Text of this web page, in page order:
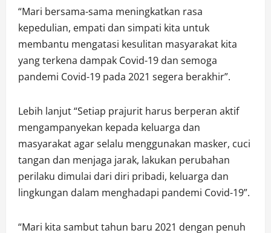
“Mari bersama-sama meningkatkan rasa
kepedulian, empati dan simpati kita untuk
membantu mengatasi kesulitan masyarakat kita
yang terkena dampak Covid-19 dan semoga
pandemi Covid-19 pada 2021 segera berakhir”.
Lebih lanjut “Setiap prajurit harus berperan aktif
mengampanyekan kepada keluarga dan
masyarakat agar selalu menggunakan masker, cuci
tangan dan menjaga jarak, lakukan perubahan
perilaku dimulai dari diri pribadi, keluarga dan
lingkungan dalam menghadapi pandemi Covid-19”.
“Mari kita sambut tahun baru 2021 dengan penuh